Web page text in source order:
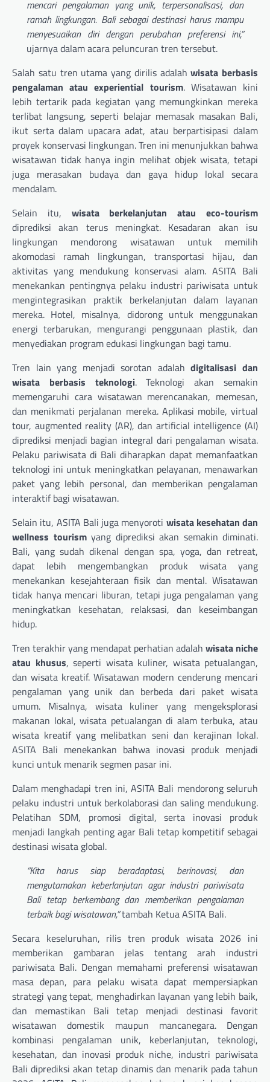
mencari pengalaman yang unik, terpersonalisasi, dan
ramah lingkungan. Bali sebagai destinasi harus mampu
menyesuaikan diri dengan perubahan preferensi ini,”
ujarnya dalam acara peluncuran tren tersebut.
Salah satu tren utama yang dirilis adalahwisata berbasis
pengalaman atau experiential tourism. Wisatawan kini
lebih tertarik pada kegiatan yang memungkinkan mereka
terlibat langsung, seperti belajar memasak masakan Bali,
ikut serta dalam upacara adat, atau berpartisipasi dalam
proyek konservasi lingkungan. Tren ini menunjukkan bahwa
wisatawan tidak hanya ingin melihat objek wisata, tetapi
juga merasakan budaya dan gaya hidup lokal secara
mendalam.
Selain itu, wisata berkelanjutan atau eco-tourism
diprediksi akan terus meningkat. Kesadaran akan isu
lingkungan mendorong wisatawan untuk memilih
akomodasi ramah lingkungan, transportasi hijau, dan
aktivitas yang mendukung konservasi alam. ASITA Bali
menekankan pentingnya pelaku industri pariwisata untuk
mengintegrasikan praktik berkelanjutan dalam layanan
mereka. Hotel, misalnya, didorong untuk menggunakan
energi terbarukan, mengurangi penggunaan plastik, dan
menyediakan program edukasi lingkungan bagi tamu.
Tren lain yang menjadi sorotan adalahdigitalisasi dan
wisata berbasis teknologi. Teknologi akan semakin
memengaruhi cara wisatawan merencanakan, memesan,
dan menikmati perjalanan mereka. Aplikasi mobile, virtual
tour, augmented reality (AR), dan artificial intelligence (AI)
diprediksi menjadi bagian integral dari pengalaman wisata.
Pelaku pariwisata di Bali diharapkan dapat memanfaatkan
teknologi ini untuk meningkatkan pelayanan, menawarkan
paket yang lebih personal, dan memberikan pengalaman
interaktif bagi wisatawan.
Selain itu, ASITA Bali juga menyoroti wisata kesehatan dan
wellness tourismyang diprediksi akan semakin diminati.
Bali, yang sudah dikenal dengan spa, yoga, dan retreat,
dapat lebih mengembangkan produk wisata yang
menekankan kesejahteraan fisik dan mental. Wisatawan
tidak hanya mencari liburan, tetapi juga pengalaman yang
meningkatkan kesehatan, relaksasi, dan keseimbangan
hidup.
Tren terakhir yang mendapat perhatian adalah wisata niche
atau khusus, seperti wisata kuliner, wisata petualangan,
dan wisata kreatif. Wisatawan modern cenderung mencari
pengalaman yang unik dan berbeda dari paket wisata
umum. Misalnya, wisata kuliner yang mengeksplorasi
makanan lokal, wisata petualangan di alam terbuka, atau
wisata kreatif yang melibatkan seni dan kerajinan lokal.
ASITA Bali menekankan bahwa inovasi produk menjadi
kunci untuk menarik segmen pasar ini.
Dalam menghadapi tren ini, ASITA Bali mendorong seluruh
pelaku industri untuk berkolaborasi dan saling mendukung.
Pelatihan SDM, promosi digital, serta inovasi produk
menjadi langkah penting agar Bali tetap kompetitif sebagai
destinasi wisata global.
“Kita harus siap beradaptasi, berinovasi, dan
mengutamakan keberlanjutan agar industri pariwisata
Bali tetap berkembang dan memberikan pengalaman
terbaik bagi wisatawan,”tambah Ketua ASITA Bali.
Secara keseluruhan, rilis tren produk wisata 2026 ini
memberikan gambaran jelas tentang arah industri
pariwisata Bali. Dengan memahami preferensi wisatawan
masa depan, para pelaku wisata dapat mempersiapkan
strategi yang tepat, menghadirkan layanan yang lebih baik,
dan memastikan Bali tetap menjadi destinasi favorit
wisatawan domestik maupun mancanegara. Dengan
kombinasi pengalaman unik, keberlanjutan, teknologi,
kesehatan, dan inovasi produk niche, industri pariwisata
Bali diprediksi akan tetap dinamis dan menarik pada tahun